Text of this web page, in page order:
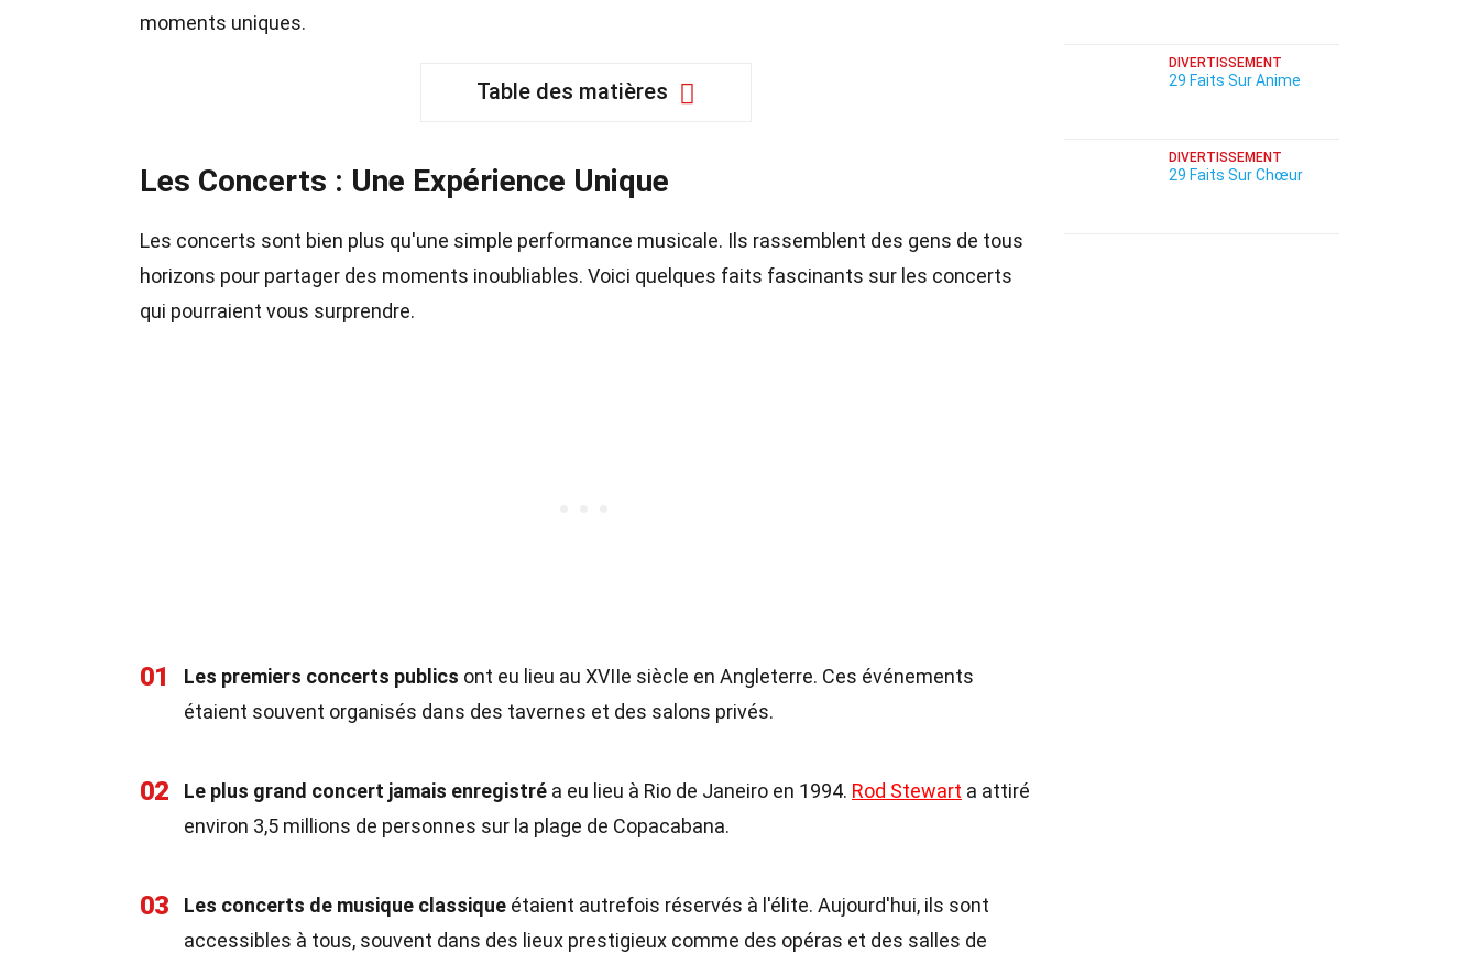
moments uniques.
Table des matières
Les Concerts : Une Expérience Unique
Les concerts sont bien plus qu'une simple performance musicale. Ils rassemblent des gens de tous
horizons pour partager des moments inoubliables. Voici quelques faits fascinants sur les concerts
qui pourraient vous surprendre.
01 Les premiers concerts publics ont eu lieu au XVIIe siècle en Angleterre. Ces événements
étaient souvent organisés dans des tavernes et des salons privés.
02 Le plus grand concert jamais enregistré a eu lieu à Rio de Janeiro en 1994. Rod Stewart a attiré
environ 3,5 millions de personnes sur la plage de Copacabana.
03 Les concerts de musique classique étaient autrefois réservés à l'élite. Aujourd'hui, ils sont
accessibles à tous, souvent dans des lieux prestigieux comme des opéras et des salles de
DIVERTISSEMENT
29 Faits Sur Anime
DIVERTISSEMENT
29 Faits Sur Chœur